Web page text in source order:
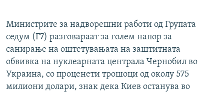
Министрите за надворешни работи од Групата
седум (Г7) разговараат за голем напор за
санирање на оштетувањата на заштитната
обвивка на нуклеарната централа Чернобил во
Украина, со проценети трошоци од околу 575
милиони долари, знак дека Киев останува во